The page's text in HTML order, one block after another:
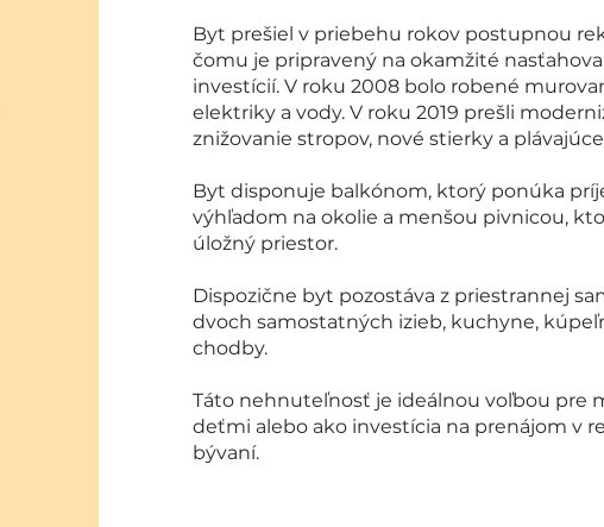
Byt prešiel v priebehu rokov postupnou
čomu je pripravený na okamžité
investícií. V roku 2008 bolo robené
elektriky a vody. V roku 2019 prešli
znižovanie stropov, nové stierky a
Byt disponuje balkónom, ktorý ponúka
výhľadom na okolie a menšou pivnicou,
úložný priestor.
Dispozične byt pozostáva z priestrannej
dvoch samostatných izieb, kuchyne,
chodby.
Táto nehnuteľnosť je ideálnou voľbou pre
deťmi alebo ako investícia na prenájom v
bývaní.